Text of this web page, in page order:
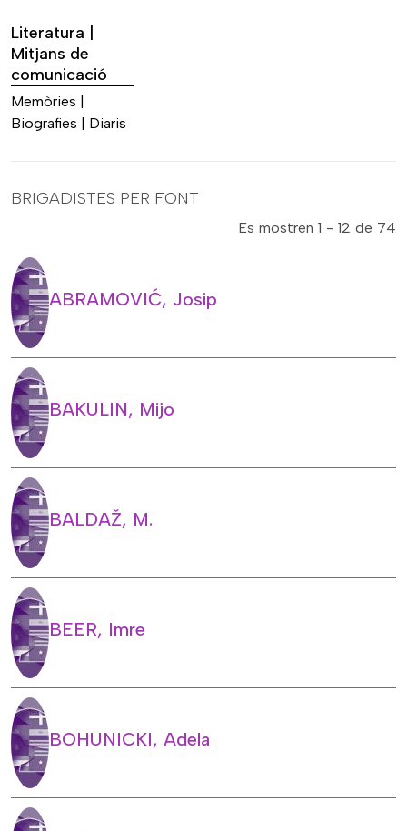
Literatura |
Mitjans de
comunicació
Memòries |
Biografies | Diaris
BRIGADISTES PER FONT
Es mostren 1 - 12 de 74
ABRAMOVIĆ, Josip
BAKULIN, Mijo
BALDAŽ, M.
BEER, Imre
BOHUNICKI, Adela